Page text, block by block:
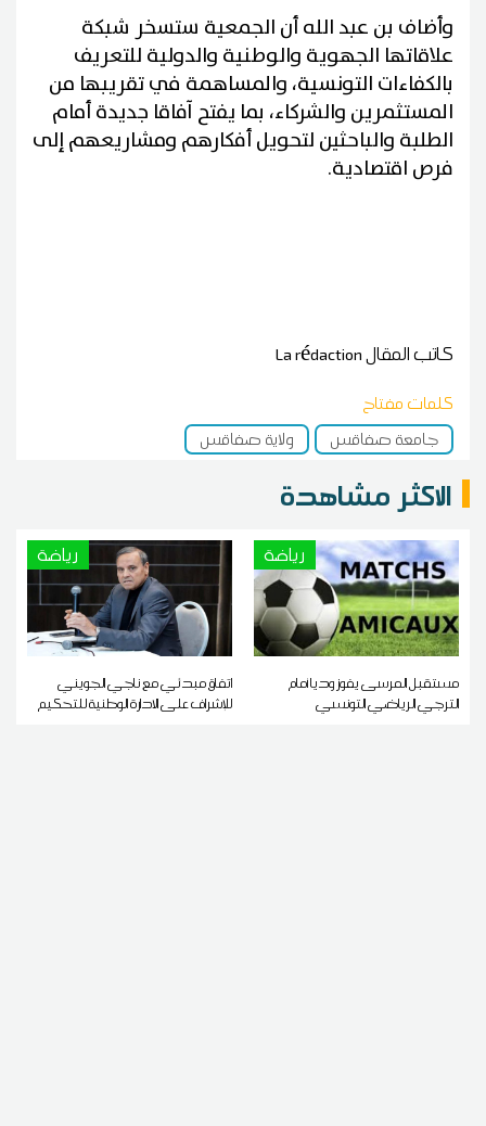
وأضاف بن عبد الله أن الجمعية ستسخر شبكة
علاقاتها الجهوية والوطنية والدولية للتعريف
بالكفاءات التونسية، والمساهمة في تقريبها من
المستثمرين والشركاء، بما يفتح آفاقا جديدة أمام
الطلبة والباحثين لتحويل أفكارهم ومشاريعهم إلى
فرص اقتصادية.
كاتب المقالLa rédaction
كلمات مفتاح
جامعة صفاقس
ولاية صفاقس
الاكثر مشاهدة
رياضة
مستقبل المرسى يفوز وديا أمام
الترجي الرياضي التونسي
رياضة
اتفاق مبدئي مع ناجي الجويني
للإشراف على الادارة الوطنية للتحكيم